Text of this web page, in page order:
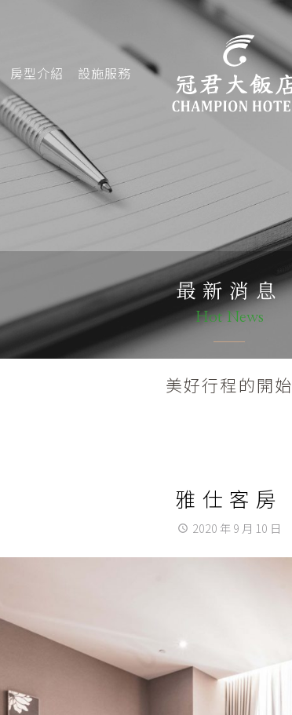
房型介紹 設施服務
最新消息
Hot News
美好行程的開始
雅仕客房
access_time 2020 年 9 月 10 日